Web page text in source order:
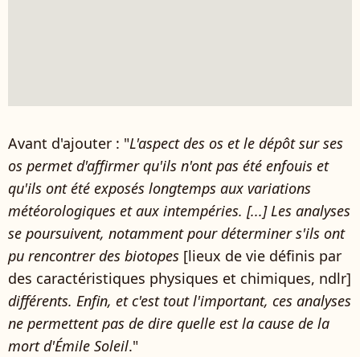
Avant d'ajouter : "L'aspect des os et le dépôt sur ses
os permet d'affirmer qu'ils n'ont pas été enfouis et
qu'ils ont été exposés longtemps aux variations
météorologiques et aux intempéries. [...] Les analyses
se poursuivent, notamment pour déterminer s'ils ont
pu rencontrer des biotopes [lieux de vie définis par
des caractéristiques physiques et chimiques, ndlr]
différents. Enfin, et c'est tout l'important, ces analyses
ne permettent pas de dire quelle est la cause de la
mort d'Émile Soleil."